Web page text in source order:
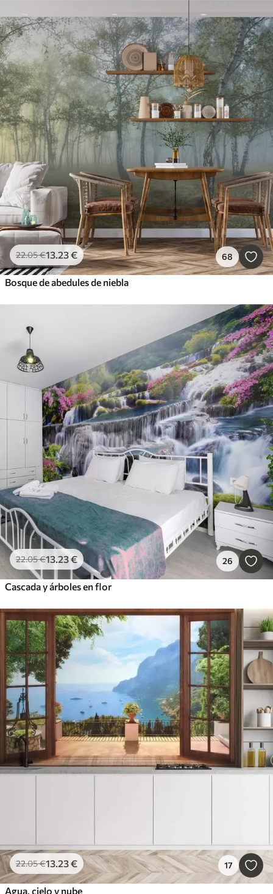
22.05€13.23€ 68
Bosque de abedules de niebla
22.05€13.23€ 26
Cascada y árboles en flor
22.05€13.23€ 17
Agua, cielo y nube